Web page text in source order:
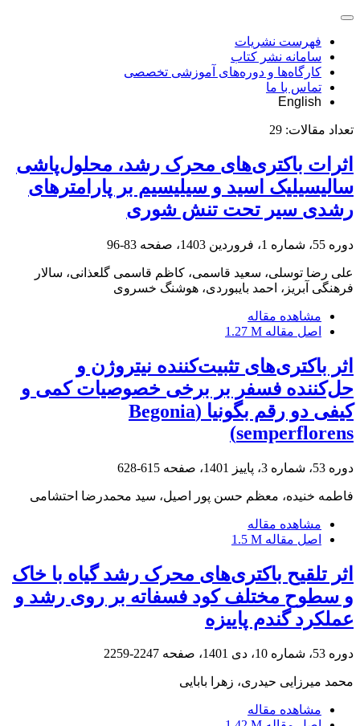
فهرست نشریات
سامانه نشر کتاب
کارگاه‌ها و دوره‌های آموزشی تخصصی
تماس با ما
English
تعداد مقالات: 29
اثرات باکتری‌های محرک رشد، محلول‌پاشی
سالیسیلیک اسید و سیلیسیم بر پارامترهای
رشدی سیر تحت تنش شوری
دوره 55، شماره 1، فروردین 1403، صفحه 83-96
علی رضا توسلی، سعید قاسمی، کاظم قاسمی گلعذانی، سالار
فرهنگی آبریز، احمد بایبوردی، هوشنگ خسروی
مشاهده مقاله
اصل مقاله 1.27 M
اثر باکتری‌های تثبیت‌کننده نیتروژن و
حل‌کننده فسفر بر برخی خصوصیات کمی و
کیفی دو رقم ‏بگونیا (‏Begonia
semperflorens‏)‏
دوره 53، شماره 3، پاییز 1401، صفحه 615-628
فاطمه خنیده، معظم حسن پور اصیل، سید محمدرضا احتشامی
مشاهده مقاله
اصل مقاله 1.5 M
اثر تلقیح باکتری‌های محرک رشد گیاه با خاک
و سطوح مختلف کود فسفاته بر روی رشد و
عملکرد گندم پاییزه
دوره 53، شماره 10، دی 1401، صفحه 2247-2259
محمد میرزایی حیدری، زهرا بابایی
مشاهده مقاله